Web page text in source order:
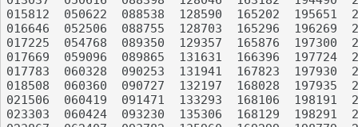
015812	050622	088538	128590	165202	195651	235455	279960	320592	357986
016646	052506	088755	128703	165296	196269	236257	281072	320767	360037
017225	054768	089350	129357	165876	197300	236308	281129	321276	361206
017669	059096	089865	131631	166396	197724	236426	281482	323125	361581
017783	060328	090253	131941	167823	197930	237910	282404	323463	361737
018508	060360	090727	132197	168028	197935	237914	282442	324659	361899
021506	060419	091471	133293	168106	198191	237919	283310	326249	363901
023303	060424	093230	135306	168129	198291	238161	283320	326402	364635